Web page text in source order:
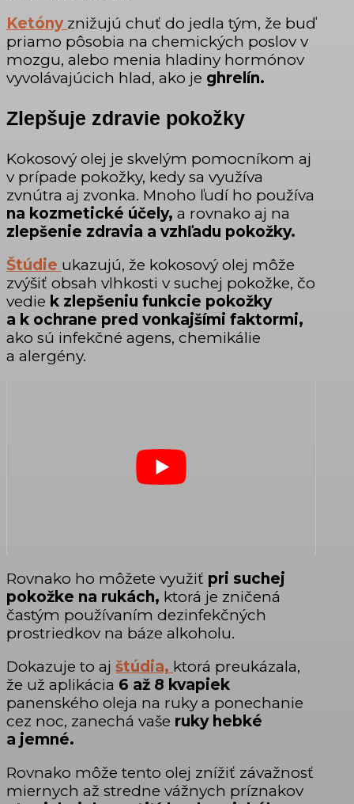
Ketóny znižujú chuť do jedla tým, že buď
priamo pôsobia na chemických poslov v
mozgu, alebo menia hladiny hormónov
vyvolávajúcich hlad, ako je ghrelín.
Zlepšuje zdravie pokožky
Kokosový olej je skvelým pomocníkom aj
v prípade pokožky, kedy sa využíva
zvnútra aj zvonka. Mnoho ľudí ho používa
na kozmetické účely, a rovnako aj na
zlepšenie zdravia a vzhľadu pokožky.
Štúdie ukazujú, že kokosový olej môže
zvýšiť obsah vlhkosti v suchej pokožke, čo
vedie k zlepšeniu funkcie pokožky
a k ochrane pred vonkajšími faktormi,
ako sú infekčné agens, chemikálie
a alergény.
Rovnako ho môžete využiť pri suchej
pokožke na rukách, ktorá je zničená
častým používaním dezinfekčných
prostriedkov na báze alkoholu.
Dokazuje to aj štúdia, ktorá preukázala,
že už aplikácia 6 až 8 kvapiek
panenského oleja na ruky a ponechanie
cez noc, zanechá vaše ruky hebké
a jemné.
Rovnako môže tento olej znížiť závažnosť
miernych až stredne vážnych príznakov